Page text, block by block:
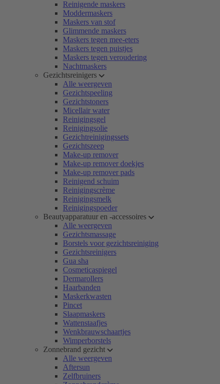
Reinigende maskers
Moddermaskers
Maskers van stof
Glimmende maskers
Maskers tegen mee-eters
Maskers tegen puistjes
Maskers tegen veroudering
Nachtmaskers
Gezichtsreinigers
Alle weergeven
Gezichtspeeling
Gezichtstoners
Micellair water
Reinigingsgel
Reinigingsolie
Gezichtreinigingssets
Gezichtszeep
Make-up remover
Make-up remover doekjes
Make-up remover pads
Reinigend schuim
Reinigingscrème
Reinigingsmelk
Reinigingspoeder
Beautyapparatuur en -accessoires
Alle weergeven
Gezichtsmassage
Borstels voor gezichtsreiniging
Gezichtsreinigers
Gua sha
Cosmeticaspiegel
Dermarollers
Haarbanden
Maskerkwasten
Pincet
Slaapmaskers
Wattenstaafjes
Wenkbrauwschaartjes
Wimperborstels
Zonnebrand gezicht
Alle weergeven
Aftersun
Zelfbruiners